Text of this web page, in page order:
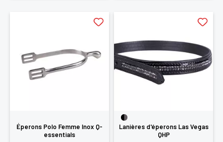
Éperons Polo Femme Inox Q-
essentials
Lanières d'éperons Las Vegas
QHP